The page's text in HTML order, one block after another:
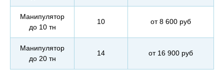
Манипулятор
до 10 тн
10 от 8 600 руб
Манипулятор
до 20 тн
14 от 16 900 руб